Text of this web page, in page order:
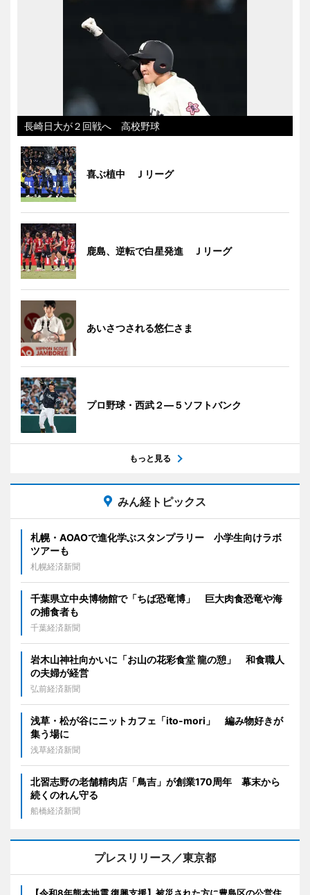
長崎日大が２回戦へ 高校野球
喜ぶ植中 Ｊリーグ
鹿島、逆転で白星発進 Ｊリーグ
あいさつされる悠仁さま
プロ野球・西武２―５ソフトバンク
もっと見る
みん経トピックス
札幌・AOAOで進化学ぶスタンプラリー 小学生向けラボ
ツアーも
札幌経済新聞
千葉県立中央博物館で「ちば恐竜博」 巨大肉食恐竜や海
の捕食者も
千葉経済新聞
岩木山神社向かいに「お山の花彩食堂 龍の憩」 和食職人
の夫婦が経営
弘前経済新聞
浅草・松が谷にニットカフェ「ito-mori」 編み物好きが
集う場に
浅草経済新聞
北習志野の老舗精肉店「鳥吉」が創業170周年 幕末から
続くのれん守る
船橋経済新聞
プレスリリース／東京都